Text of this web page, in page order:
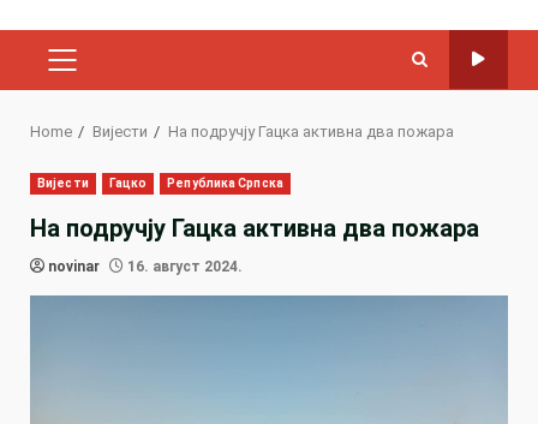
PRIMARY
Home Вијести На подручју Гацка активна два пожара
Вијести Гацко Република Српска
На подручју Гацка активна два пожара
novinar 16. август 2024.